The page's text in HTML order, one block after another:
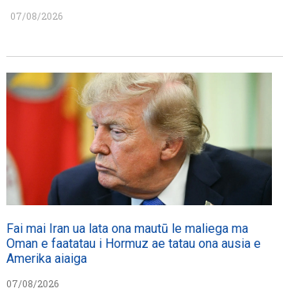
07/08/2026
Fai mai Iran ua lata ona mautū le maliega ma
Oman e faatatau i Hormuz ae tatau ona ausia e
Amerika aiaiga
07/08/2026